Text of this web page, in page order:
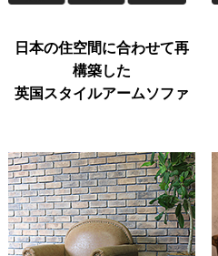
日本の住空間に合わせて再
構築した
英国スタイルアームソファ